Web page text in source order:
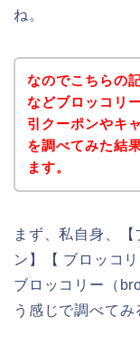
ね。
なのでこちらの
などブロッコリ
引クーポンやキ
を調べてみた結
ます。
まず、私自身、
ン】【 ブロッコ
ブロッコリー（
う感じで調べてみ